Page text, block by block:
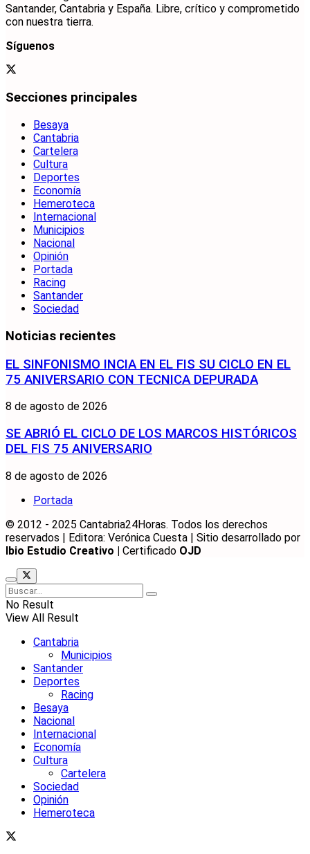
Santander, Cantabria y España. Libre, crítico y comprometido
con nuestra tierra.
Síguenos
Secciones principales
Besaya
Cantabria
Cartelera
Cultura
Deportes
Economía
Hemeroteca
Internacional
Municipios
Nacional
Opinión
Portada
Racing
Santander
Sociedad
Noticias recientes
EL SINFONISMO INCIA EN EL FIS SU CICLO EN EL
75 ANIVERSARIO CON TECNICA DEPURADA
8 de agosto de 2026
SE ABRIÓ EL CICLO DE LOS MARCOS HISTÓRICOS
DEL FIS 75 ANIVERSARIO
8 de agosto de 2026
Portada
© 2012 - 2025 Cantabria24Horas. Todos los derechos
reservados | Editora: Verónica Cuesta | Sitio desarrollado por
Ibio Estudio Creativo | Certificado OJD
No Result
View All Result
Cantabria
Municipios
Santander
Deportes
Racing
Besaya
Nacional
Internacional
Economía
Cultura
Cartelera
Sociedad
Opinión
Hemeroteca